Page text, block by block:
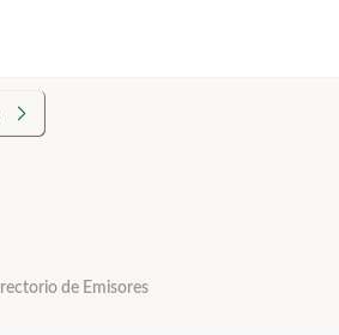
de Emisores